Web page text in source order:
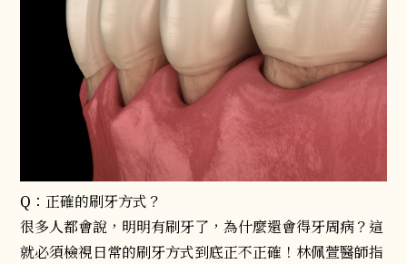
Q：正確的刷牙方式？
很多人都會說，明明有刷牙了，為什麼還會得牙周病？這
就必須檢視日常的刷牙方式到底正不正確！林佩萱醫師指